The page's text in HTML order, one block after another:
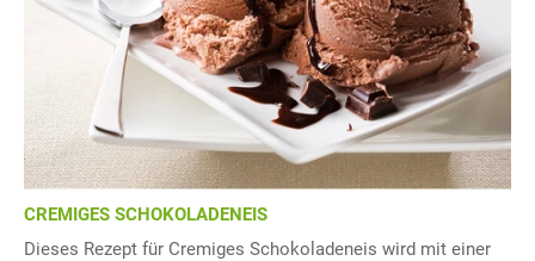
CREMIGES SCHOKOLADENEIS
Dieses Rezept für Cremiges Schokoladeneis wird mit einer